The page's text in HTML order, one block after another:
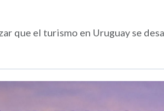
que el turismo en Uruguay se